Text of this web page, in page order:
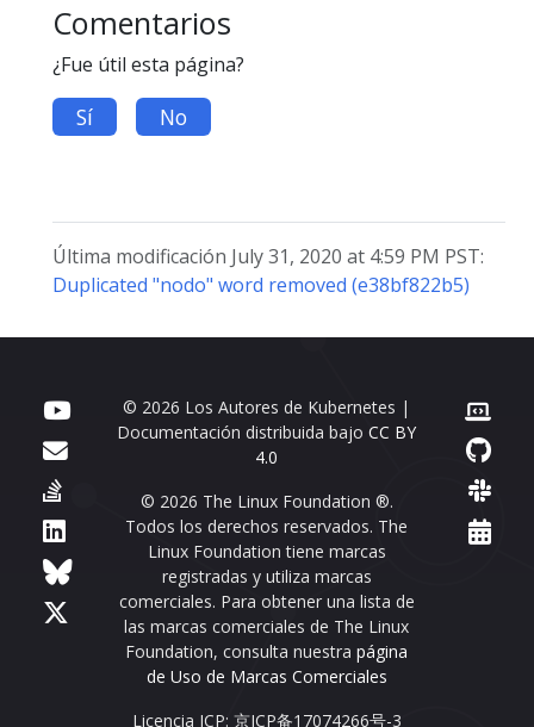
Comentarios
¿Fue útil esta página?
Sí No
Última modificación July 31, 2020 at 4:59 PM PST:
Duplicated "nodo" word removed (e38bf822b5)
© 2026 Los Autores de Kubernetes |
Documentación distribuida bajoCC BY
4.0
© 2026 The Linux Foundation ®.
Todos los derechos reservados. The
Linux Foundation tiene marcas
registradas y utiliza marcas
comerciales. Para obtener una lista de
las marcas comerciales de The Linux
Foundation, consulta nuestrapágina
de Uso de Marcas Comerciales
Licencia ICP: 京ICP备17074266号-3